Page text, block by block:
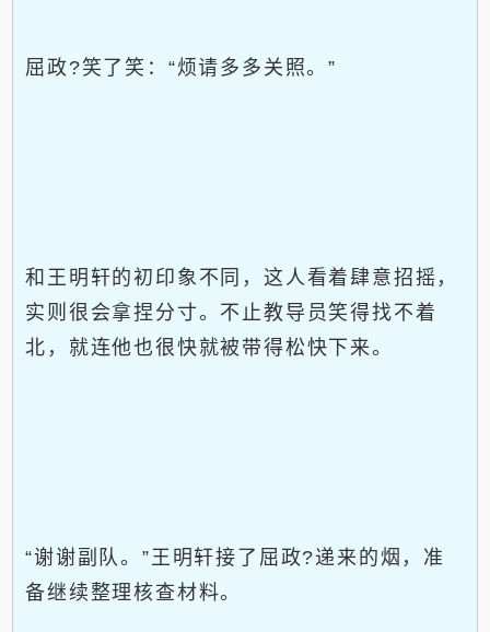
屈政?笑了笑：“烦请多多关照。”
和王明轩的初印象不同，这人看着肆意招摇，
实则很会拿捏分寸。不止教导员笑得找不着
北，就连他也很快就被带得松快下来。
“谢谢副队。”王明轩接了屈政?递来的烟，准
备继续整理核查材料。